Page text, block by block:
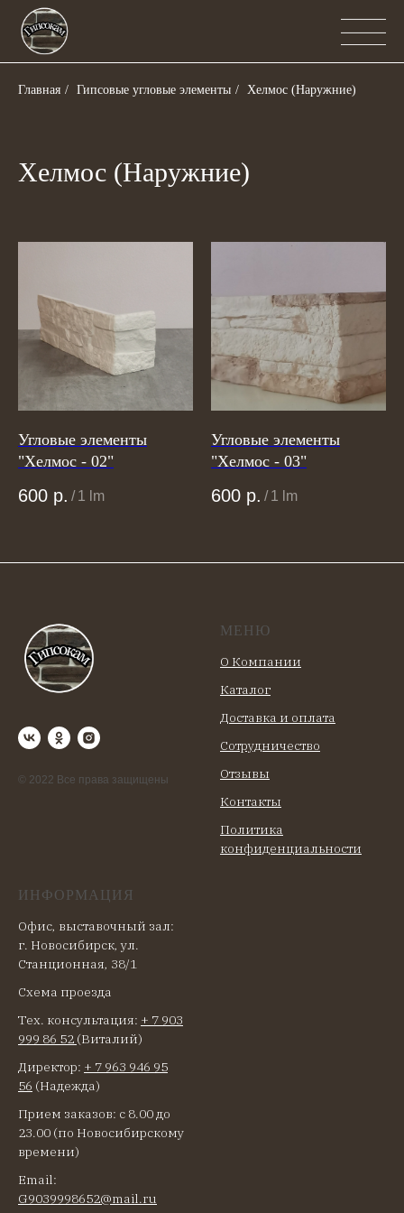
Главная / Гипсовыe угловые элементы / Хелмос (Наружние)
Хелмос (Наружние)
Угловые элементы
"Хелмос - 02"
600 р. / 1 lm
Угловые элементы
"Хелмос - 03"
600 р. / 1 lm
© 2022 Все права защищены
МЕНЮ
О Компании
Каталог
Доставка и оплата
Сотрудничество
Отзывы
Контакты
Политика
конфиденциальности
ИНФОРМАЦИЯ
Офис, выставочный зал:
г. Новосибирск, ул.
Станционная, 38/1
Схема проезда
Тех. консультация: + 7 903
999 86 52 (Виталий)
Директор: + 7 963 946 95
56 (Надежда)
Прием заказов: с 8.00 до
23.00 (по Новосибирскому
времени)
Email:
G9039998652@mail.ru